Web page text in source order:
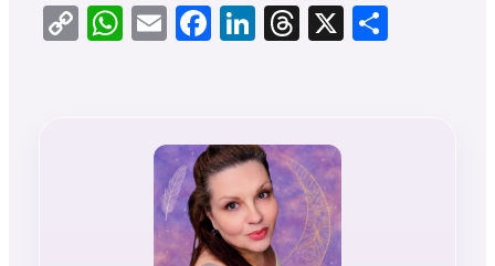
CopyWhatsApp
EmailFacebook
LinkedIn
Threads
X Teilen